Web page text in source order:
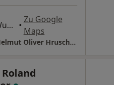
Friedrich-Engels-Allee 282, Wuppertal •
Zu Google
Maps
Rheuma Praxis Barmen Dres. Helmut Oliver Hruschka und Thomas Schneidereit